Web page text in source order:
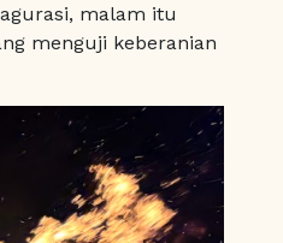
malam itu
menguji keberanian